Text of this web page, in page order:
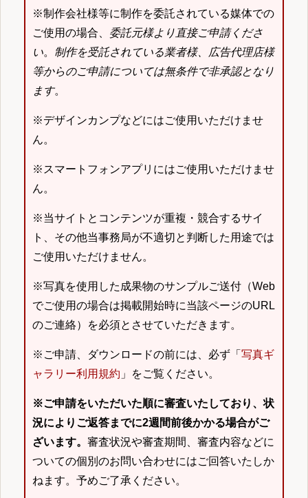
※制作会社様等に制作を委託されている媒体での
ご使用の場合、 委託元様より直接ご申請くださ
い。 制作を受託されている業者様、広告代理店様
等からのご申請については無条件で非承認となり
ます。
※デザインカンプなどにはご使用いただけませ
ん。
※スマートフォンアプリにはご使用いただけませ
ん。
※当サイトとコンテンツが重複・競合するサイ
ト、その他当事務局が不適切と判断した用途では
ご使用いただけません。
※写真を使用した成果物のサンプルご送付（Web
でご使用の場合は掲載開始時に当該ページのURL
のご連絡）を必須とさせていただきます。
※ご申請、ダウンロードの前には、必ず「 写真ギ
ャラリー利用規約 」をご覧ください。
※ご申請をいただいた順に審査いたしており、状
況によりご返答までに2週間前後かかる場合がご
ざいます。 審査状況や審査期間、審査内容などに
ついての個別のお問い合わせにはご回答いたしか
ねます。予めご了承ください。